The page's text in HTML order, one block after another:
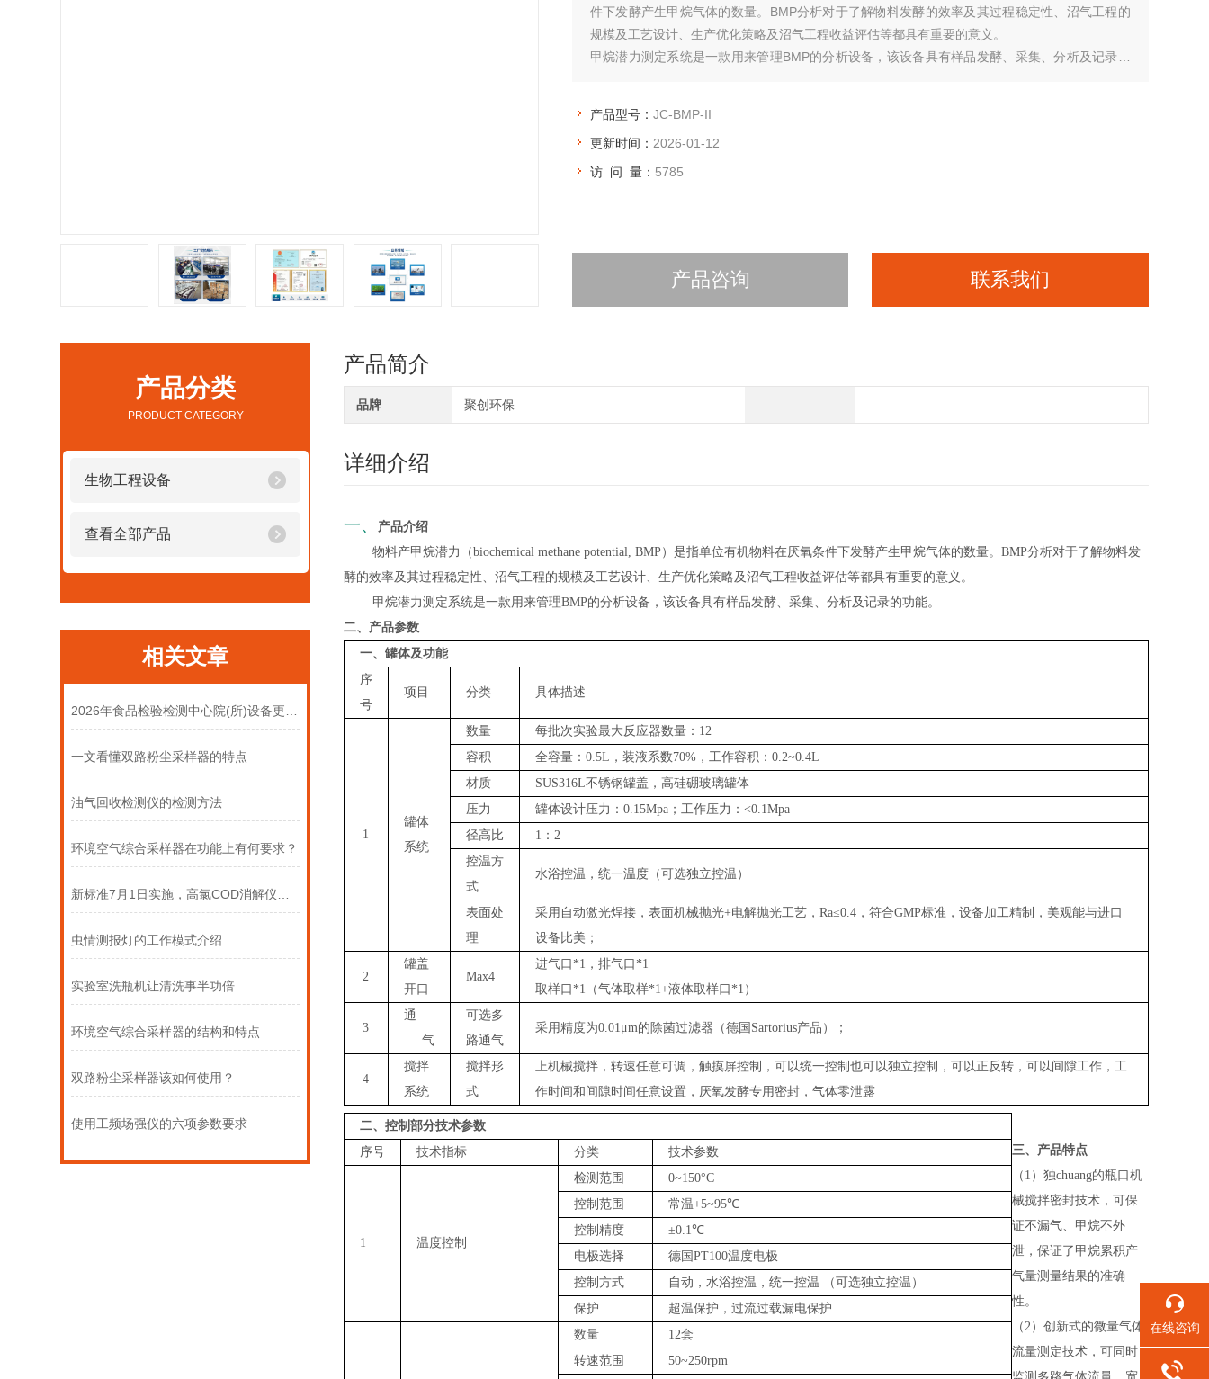
件下发酵产生甲烷气体的数量。BMP分析对于了解物料发酵的效率及其过程稳定性、沼气工程的
规模及工艺设计、生产优化策略及沼气工程收益评估等都具有重要的意义。
甲烷潜力测定系统是一款用来管理BMP的分析设备，该设备具有样品发酵、采集、分析及记录的
产品型号： JC-BMP-II
更新时间： 2026-01-12
访 问 量： 5785
产品咨询 联系我们
产品分类
PRODUCT CATEGORY
生物工程设备
查看全部产品
相关文章
一文看懂双路粉尘采样器的特点
油气回收检测仪的检测方法
环境空气综合采样器在功能上有何要求？
虫情测报灯的工作模式介绍
实验室洗瓶机让清洗事半功倍
环境空气综合采样器的结构和特点
双路粉尘采样器该如何使用？
使用工频场强仪的六项参数要求
产品简介
品牌 聚创环保
详细介绍
一、 产品介绍
物料产甲烷潜力（biochemical methane potential, BMP）是指单位有机物料在厌氧条件下发酵产生甲烷气体的数量。BMP分析对于了解物料发
酵的效率及其过程稳定性、沼气工程的规模及工艺设计、生产优化策略及沼气工程收益评估等都具有重要的意义。
甲烷潜力测定系统是一款用来管理BMP的分析设备，该设备具有样品发酵、采集、分析及记录的功能。
二、 产品参数
一、罐体及功能
序
号
项目 分类 具体描述
1
罐体
系统
数量 每批次实验最大反应器数量： 12
容积
全容量： 0.5L ，装液系数70%，工作容积： 0.2~0.4L
材质
SUS316L不锈钢罐盖，高硅硼玻璃罐体
压力
罐体设计压力： 0.15Mpa；工作压力： <0.1Mpa
径高比
1 ： 2
控温方
式
水浴控温，统一温度（可选独立控温）
表面处
理
采用自动激光焊接，表面机械抛光+电解抛光工艺， Ra≤0.4，符合GMP标准，设备加工精制，美观能与进口
设备比美；
2
罐盖
开口
Max4
进气口 *1 ，排气口 *1
取样口 *1 （气体取样*1+液体取样口 *1 ）
3
通
气
可选多
路通气
采用精度为0.01μm的除菌过滤器（德国 Sartorius产品）；
4
搅拌
系统
搅拌形
式
上机械搅拌，转速任意可调，触摸屏控制，可以统一控制也可以独立控制，可以正反转，可以间隙工作，工
作时间和间隙时间任意设置，厌氧发酵专用密封，气体零泄露
二、控制部分技术参数
序号
技术指标 分类 技术参数
1 温度控制
检测范围
0~150°C
控制范围
常温+5~95℃
控制精度
±0.1℃
电极选择
德国 PT100温度电极
控制方式
自动，水浴控温，统一控温
（可选独立控温）
保护
超温保护，过流过载漏电保护
数量 12套
转速范围
50~250rpm
三、 产品特点
（ 1）独chuang的瓶口机
械搅拌密封技术，可保
证不漏气、甲烷不外
泄，保证了甲烷累积产
气量测量结果的准确
性。
（2）创新式的微量气体
流量测定技术，可同时
在线咨询